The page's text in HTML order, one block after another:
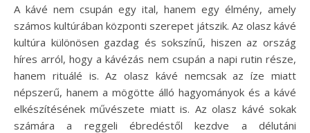
A kávé nem csupán egy ital, hanem egy élmény, amely
számos kultúrában központi szerepet játszik. Az olasz kávé
kultúra különösen gazdag és sokszínű, hiszen az ország
híres arról, hogy a kávézás nem csupán a napi rutin része,
hanem rituálé is. Az olasz kávé nemcsak az íze miatt
népszerű, hanem a mögötte álló hagyományok és a kávé
elkészítésének művészete miatt is. Az olasz kávé sokak
számára a reggeli ébredéstől kezdve a délutáni